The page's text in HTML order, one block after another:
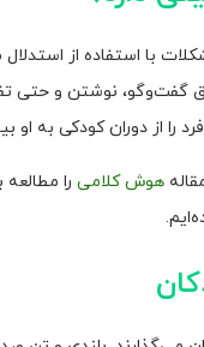
با استفاده از
گفت‌وگو، نوشتن و حتی
را از دوران کودکی به او
هوش کلامی را